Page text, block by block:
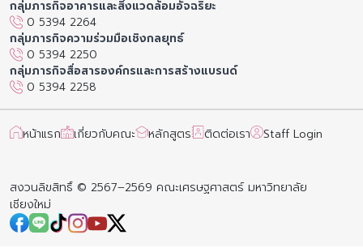
กลุ่มภารกิจอาคารและสิ่งแวดล้อมอัจฉริยะ
0 5394 2264
กลุ่มภารกิจความร่วมมือเชิงกลยุทธ์
0 5394 2250
กลุ่มภารกิจสื่อสารองค์กรและการสร้างแบรนด์
0 5394 2258
หน้าแรก เกี่ยวกับคณะ หลักสูตร ติดต่อเรา Staff Login
สงวนลิขสิทธิ์ © 2567–2569 คณะเศรษฐศาสตร์ มหาวิทยาลัย
เชียงใหม่